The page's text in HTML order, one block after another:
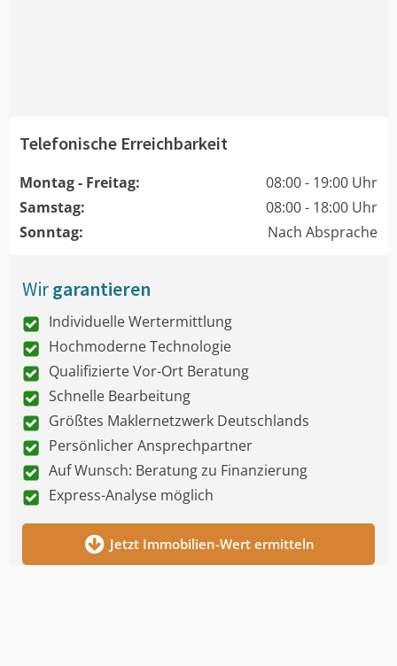
Telefonische Erreichbarkeit
Montag - Freitag:
08:00 - 19:00 Uhr
Samstag:
08:00 - 18:00 Uhr
Sonntag:
Nach Absprache
Wirgarantieren
Individuelle Wertermittlung
Hochmoderne Technologie
Qualifizierte Vor-Ort Beratung
Schnelle Bearbeitung
Größtes Maklernetzwerk Deutschlands
Persönlicher Ansprechpartner
Auf Wunsch: Beratung zu Finanzierung
Express-Analyse möglich
Jetzt Immobilien-Wert ermitteln